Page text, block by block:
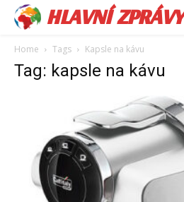
HLAVNÍ ZPRÁVY
Home Tags Kapsle na kávu
Tag: kapsle na kávu